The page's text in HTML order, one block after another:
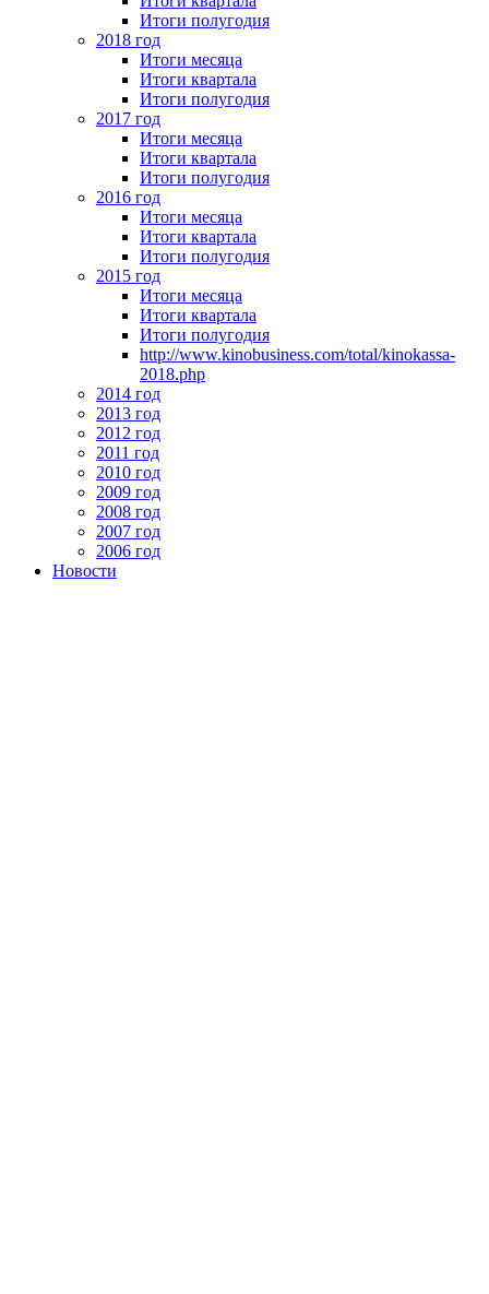
Итоги полугодия
2018 год
Итоги месяца
Итоги квартала
Итоги полугодия
2017 год
Итоги месяца
Итоги квартала
Итоги полугодия
2016 год
Итоги месяца
Итоги квартала
Итоги полугодия
2015 год
Итоги месяца
Итоги квартала
Итоги полугодия
http://www.kinobusiness.com/total/kinokassa-
2018.php
2014 год
2013 год
2012 год
2011 год
2010 год
2009 год
2008 год
2007 год
2006 год
Новости